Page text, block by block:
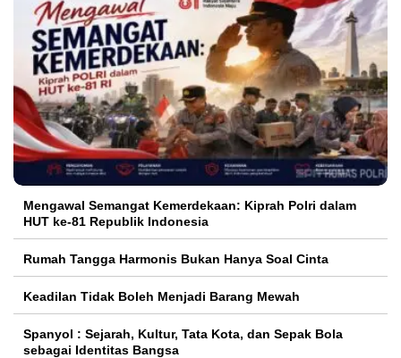
Mengawal Semangat Kemerdekaan: Kiprah Polri dalam
HUT ke-81 Republik Indonesia
Rumah Tangga Harmonis Bukan Hanya Soal Cinta
Keadilan Tidak Boleh Menjadi Barang Mewah
Spanyol : Sejarah, Kultur, Tata Kota, dan Sepak Bola
sebagai Identitas Bangsa